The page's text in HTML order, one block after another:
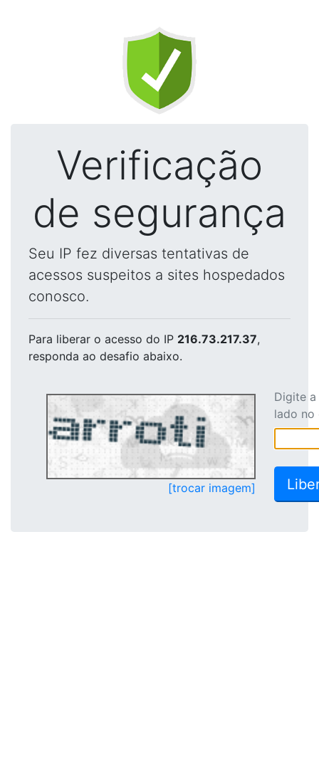
Verificação
de segurança
Seu IP fez diversas tentativas de
acessos suspeitos a sites hospedados
conosco.
Para liberar o acesso do IP 216.73.217.37,
responda ao desafio abaixo.
[trocar imagem]
Digite
lado no